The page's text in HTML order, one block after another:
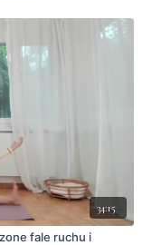
34:15
fale ruchu i